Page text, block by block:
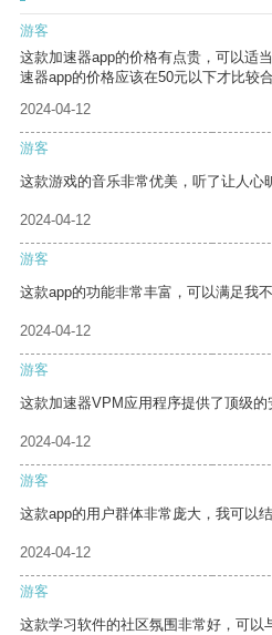
游客
这款加速器app的价格有点贵，可以适
速器app的价格应该在50元以下才比较合
2024-04-12
游客
这款游戏的音乐非常优美，听了让人心
2024-04-12
游客
这款app的功能非常丰富，可以满足我
2024-04-12
游客
这款加速器VPM应用程序提供了顶级的
2024-04-12
游客
这款app的用户群体非常庞大，我可以
2024-04-12
游客
这款学习软件的社区氛围非常好，可以